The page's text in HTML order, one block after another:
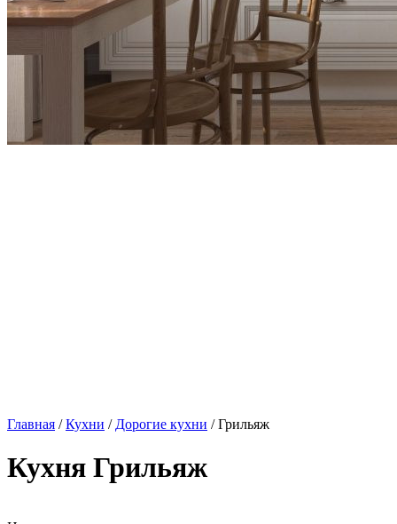
Главная /Кухни / Дорогие кухни / Грильяж
Кухня Грильяж